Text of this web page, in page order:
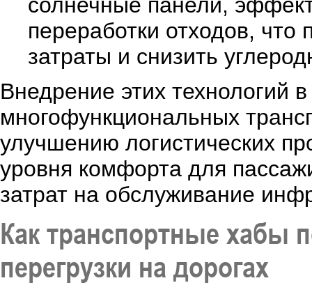
переработки отходов, что
затраты и снизить
Внедрение этих технологий
многофункциональных
улучшению логистических
уровня комфорта для
затрат на обслуживание
Как транспортные хабы
перегрузки на дорогах